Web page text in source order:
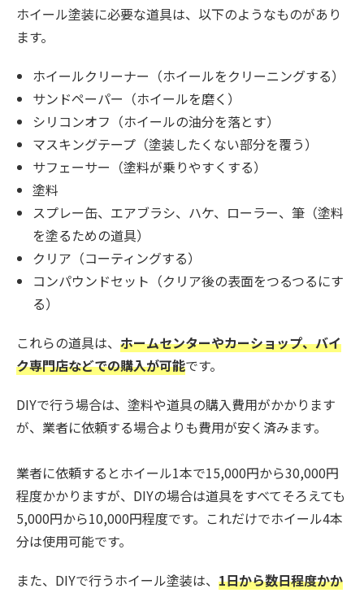
ホイール塗装に必要な道具は、以下のようなものがあり
ます。
ホイールクリーナー（ホイールをクリーニングする）
サンドペーパー（ホイールを磨く）
シリコンオフ（ホイールの油分を落とす）
マスキングテープ（塗装したくない部分を覆う）
サフェーサー（塗料が乗りやすくする）
塗料
スプレー缶、エアブラシ、ハケ、ローラー、筆（塗料
を塗るための道具）
クリア（コーティングする）
コンパウンドセット（クリア後の表面をつるつるにす
る）
これらの道具は、 ホームセンターやカーショップ、バイ
ク専門店などでの購入が可能です。
DIYで行う場合は、塗料や道具の購入費用がかかります
が、業者に依頼する場合よりも費用が安く済みます。
業者に依頼するとホイール1本で15,000円から30,000円
程度かかりますが、DIYの場合は道具をすべてそろえても
5,000円から10,000円程度です。これだけでホイール4本
分は使用可能です。
また、DIYで行うホイール塗装は、 1日から数日程度かか